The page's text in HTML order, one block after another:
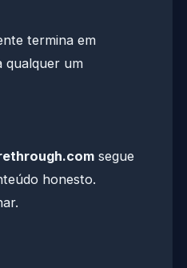
termina em
qualquer um
segue
honesto.